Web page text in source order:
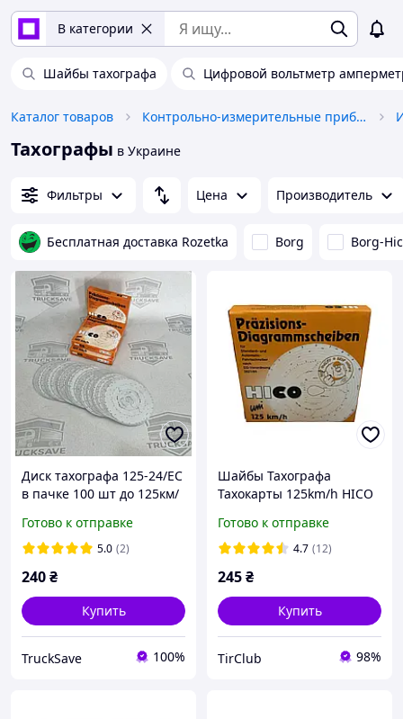
В категории
Шайбы тахографа Цифровой вольтметр
Каталог товаров Контрольно-измерительные приборы
Тахографы в Украине
Фильтры Цена Производитель
Бесплатная доставка Rozetka Borg Borg-
Диск тахографа 125-24/EC
в пачке 100 шт до 125км/
Готово к отправке
5.0 (2)
240₴
Купить
TruckSave 100%
Шайбы Тахографа
Тахокарты 125km/h HICO
Готово к отправке
4.7 (12)
245₴
Купить
TirClub 98%